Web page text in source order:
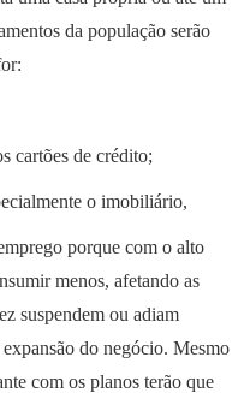
da população serão
cartões de crédito;
o imobiliário,
porque com o alto
menos, afetando as
suspendem ou adiam
do negócio. Mesmo
com os planos terão que